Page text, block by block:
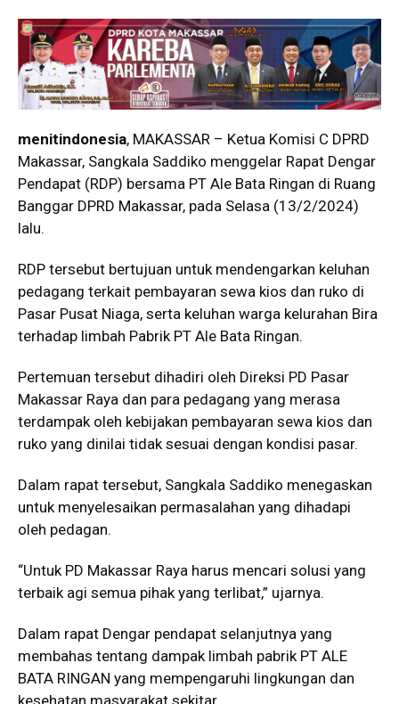
menitindonesia, MAKASSAR – Ketua Komisi C DPRD
Makassar, Sangkala Saddiko menggelar Rapat Dengar
Pendapat (RDP) bersama PT Ale Bata Ringan di Ruang
Banggar DPRD Makassar, pada Selasa (13/2/2024)
lalu.
RDP tersebut bertujuan untuk mendengarkan keluhan
pedagang terkait pembayaran sewa kios dan ruko di
Pasar Pusat Niaga, serta keluhan warga kelurahan Bira
terhadap limbah Pabrik PT Ale Bata Ringan.
Pertemuan tersebut dihadiri oleh Direksi PD Pasar
Makassar Raya dan para pedagang yang merasa
terdampak oleh kebijakan pembayaran sewa kios dan
ruko yang dinilai tidak sesuai dengan kondisi pasar.
Dalam rapat tersebut, Sangkala Saddiko menegaskan
untuk menyelesaikan permasalahan yang dihadapi
oleh pedagan.
“Untuk PD Makassar Raya harus mencari solusi yang
terbaik agi semua pihak yang terlibat,” ujarnya.
Dalam rapat Dengar pendapat selanjutnya yang
membahas tentang dampak limbah pabrik PT ALE
BATA RINGAN yang mempengaruhi lingkungan dan
kesehatan masyarakat sekitar.